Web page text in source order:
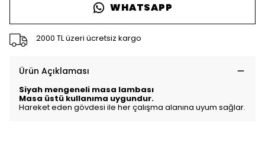
WHATSAPP
2000 TL üzeri ücretsiz kargo
Ürün Açıklaması
Siyah mengeneli masa lambası
Masa üstü kullanıma uygundur.
Hareket eden gövdesi ile her çalışma alanına uyum sağlar.